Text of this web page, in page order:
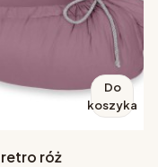
Do
koszyka
róż